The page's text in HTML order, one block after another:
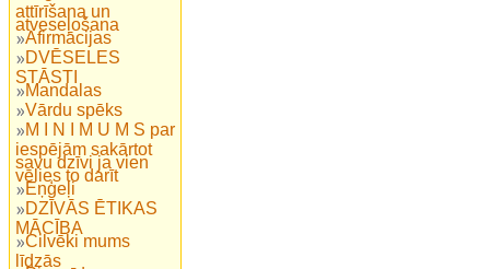
attīrīšana un
atveseļošana
Afirmācijas
DVĒSELES
STĀSTI
Mandalas
Vārdu spēks
M I N I M U M S par
iespējām sakārtot
savu dzīvi ja vien
vēlies to darīt
Eņģeļi
DZĪVĀS ĒTIKAS
MĀCĪBA
Cilvēki mums
līdzās